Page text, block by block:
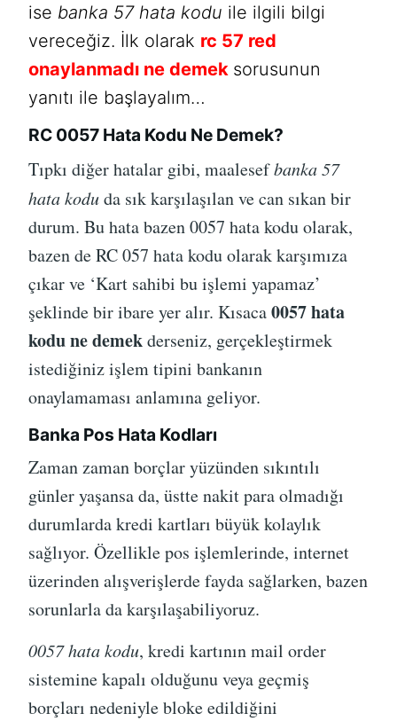
ise banka 57 hata kodu ile ilgili bilgi
vereceğiz. İlk olarak rc 57 red
onaylanmadı ne demek sorusunun
yanıtı ile başlayalım…
RC 0057 Hata Kodu Ne Demek?
Tıpkı diğer hatalar gibi, maalesefbanka 57
hata koduda sık karşılaşılan ve can sıkan bir
durum. Bu hata bazen 0057 hata kodu olarak,
bazen de RC 057 hata kodu olarak karşımıza
çıkar ve ‘Kart sahibi bu işlemi yapamaz’
şeklinde bir ibare yer alır. Kısaca0057 hata
kodu ne demekderseniz, gerçekleştirmek
istediğiniz işlem tipini bankanın
onaylamaması anlamına geliyor.
Banka Pos Hata Kodları
Zaman zaman borçlar yüzünden sıkıntılı
günler yaşansa da, üstte nakit para olmadığı
durumlarda kredi kartları büyük kolaylık
sağlıyor. Özellikle pos işlemlerinde, internet
üzerinden alışverişlerde fayda sağlarken, bazen
sorunlarla da karşılaşabiliyoruz.
0057 hata kodu, kredi kartının mail order
sistemine kapalı olduğunu veya geçmiş
borçları nedeniyle bloke edildiğini